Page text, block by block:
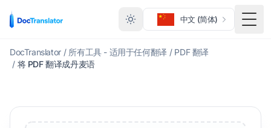
中文 (简体)
切换
DocTranslator / 所有工具 - 适用于任何翻译 / PDF 翻译
/ 将 PDF 翻译成丹麦语